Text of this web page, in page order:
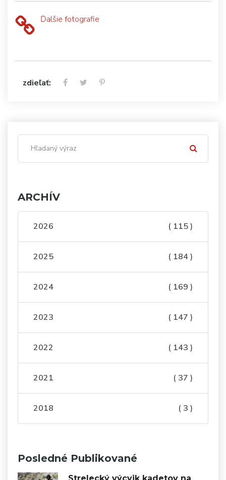
Ďalšie fotografie
zdieľať:
ARCHÍV
2026 ( 115 )
2025 ( 184 )
2024 ( 169 )
2023 ( 147 )
2022 ( 143 )
2021 ( 37 )
2018 ( 3 )
Posledné Publikované
Strelecký výcvik kadetov na